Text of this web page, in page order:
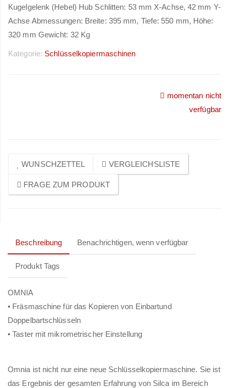
Kugelgelenk (Hebel) Hub Schlitten: 53 mm X-Achse, 42 mm Y-
Achse Abmessungen: Breite: 395 mm, Tiefe: 550 mm, Höhe:
320 mm Gewicht: 32 Kg
Kategorie: Schlüsselkopiermaschinen
momentan nicht
verfügbar
WUNSCHZETTEL VERGLEICHSLISTE
FRAGE ZUM PRODUKT
Beschreibung Benachrichtigen, wenn verfügbar
Produkt Tags
OMNIA
• Fräsmaschine für das Kopieren von Einbartund
Doppelbartschlüsseln
• Taster mit mikrometrischer Einstellung
Omnia ist nicht nur eine neue Schlüsselkopiermaschine. Sie ist
das Ergebnis der gesamten Erfahrung von Silca im Bereich